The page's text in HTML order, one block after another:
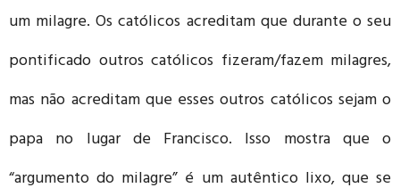
um milagre. Os católicos acreditam que durante o seu
pontificado outros católicos fizeram/fazem milagres,
mas não acreditam que esses outros católicos sejam o
papa no lugar de Francisco. Isso mostra que o
“argumento do milagre” é um autêntico lixo, que se